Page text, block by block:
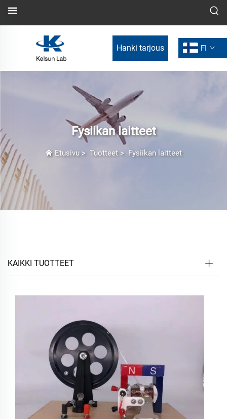
Hanki tarjous FI
Fysiikan laitteet
Etusivu> Tuotteet > Fysiikan laitteet
KAIKKI TUOTTEET